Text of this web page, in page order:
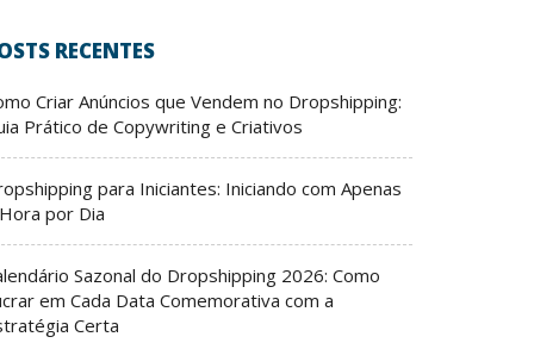
RECENTES
Criar Anúncios que Vendem no Dropshipping:
Prático de Copywriting e Criativos
para Iniciantes: Iniciando com Apenas
por Dia
Sazonal do Dropshipping 2026: Como
em Cada Data Comemorativa com a
Certa